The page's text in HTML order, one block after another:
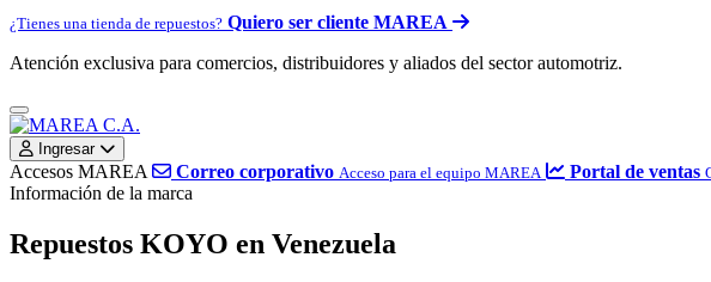
¿Tienes una tienda de repuestos? Quiero ser cliente MAREA
Atención exclusiva para comercios, distribuidores y aliados del sector automotriz.
Ingresar
Accesos MAREA Correo corporativo Acceso para el equipo MAREA Portal de ventas
Información de la marca
Repuestos KOYO en Venezuela